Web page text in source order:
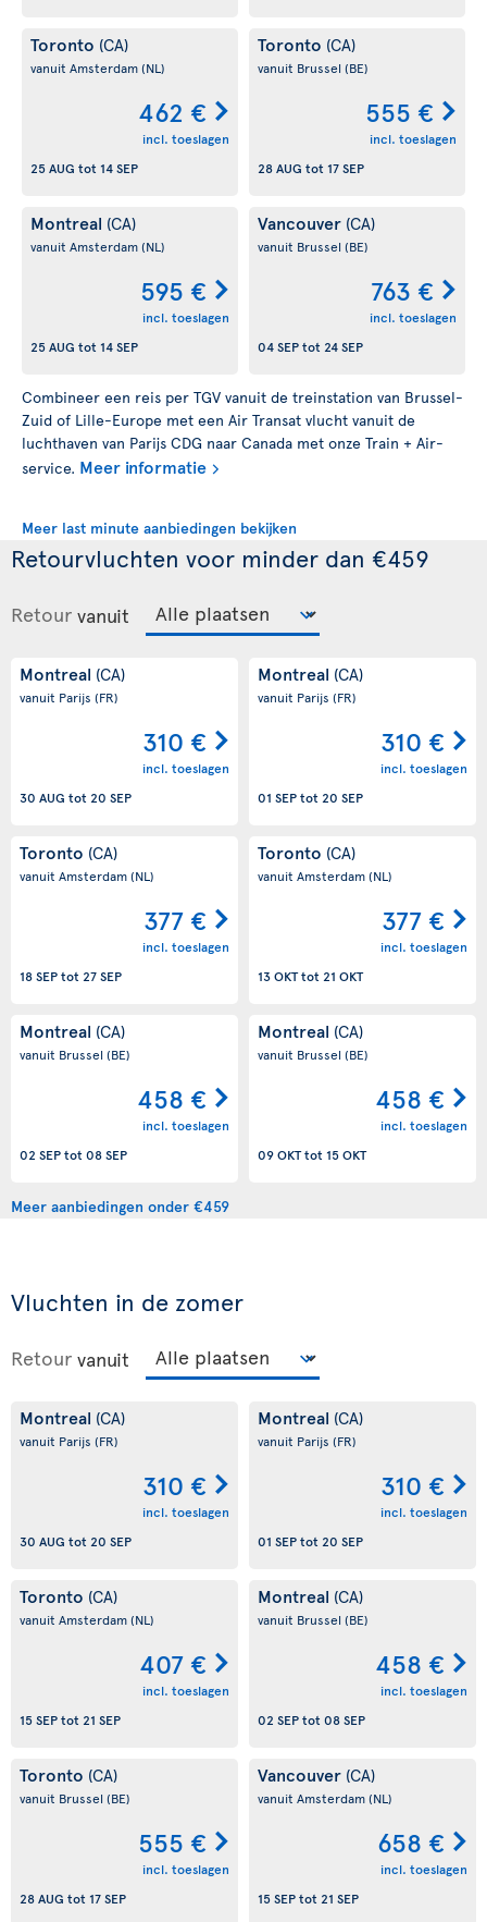
Toronto (CA)
vanuit Amsterdam(NL)
462 €
incl. toeslagen
25 AUG tot 14 SEP
Toronto (CA)
vanuit Brussel (BE)
555 €
incl. toeslagen
28 AUG tot 17 SEP
Montreal (CA)
vanuit Amsterdam(NL)
595 €
incl. toeslagen
25 AUG tot 14 SEP
Vancouver (CA)
vanuit Brussel (BE)
763 €
incl. toeslagen
04 SEPtot 24 SEP
Combineer een reis per TGV vanuit de treinstation van Brussel-
Zuid of Lille-Europe met een Air Transat vlucht vanuit de
luchthaven van Parijs CDG naar Canada met onze Train + Air-
service. Meer informatie
Meer last minute aanbiedingen bekijken
Retourvluchten voor minder dan €459
Retour vanuit
Montreal (CA)
vanuit Parijs (FR)
310 €
incl. toeslagen
30 AUG tot 20 SEP
Montreal (CA)
vanuit Parijs (FR)
310 €
incl. toeslagen
01 SEPtot 20 SEP
Toronto (CA)
vanuit Amsterdam(NL)
377 €
incl. toeslagen
18 SEPtot 27 SEP
Toronto (CA)
vanuit Amsterdam(NL)
377 €
incl. toeslagen
13 OKTtot 21 OKT
Montreal (CA)
vanuit Brussel(BE)
458 €
incl. toeslagen
02 SEPtot 08 SEP
Montreal (CA)
vanuit Brussel(BE)
458 €
incl. toeslagen
09 OKTtot 15 OKT
Meer aanbiedingen onder €459
Vluchten in de zomer
Retour vanuit
Montreal (CA)
vanuit Parijs (FR)
310 €
incl. toeslagen
30 AUG tot 20 SEP
Montreal (CA)
vanuit Parijs (FR)
310 €
incl. toeslagen
01 SEPtot 20 SEP
Toronto (CA)
vanuit Amsterdam(NL)
407 €
incl. toeslagen
15 SEPtot 21 SEP
Montreal (CA)
vanuit Brussel (BE)
458 €
incl. toeslagen
02 SEPtot 08 SEP
Toronto (CA)
vanuit Brussel (BE)
555 €
incl. toeslagen
28 AUG tot 17 SEP
Vancouver (CA)
vanuit Amsterdam(NL)
658 €
incl. toeslagen
15 SEPtot 21 SEP